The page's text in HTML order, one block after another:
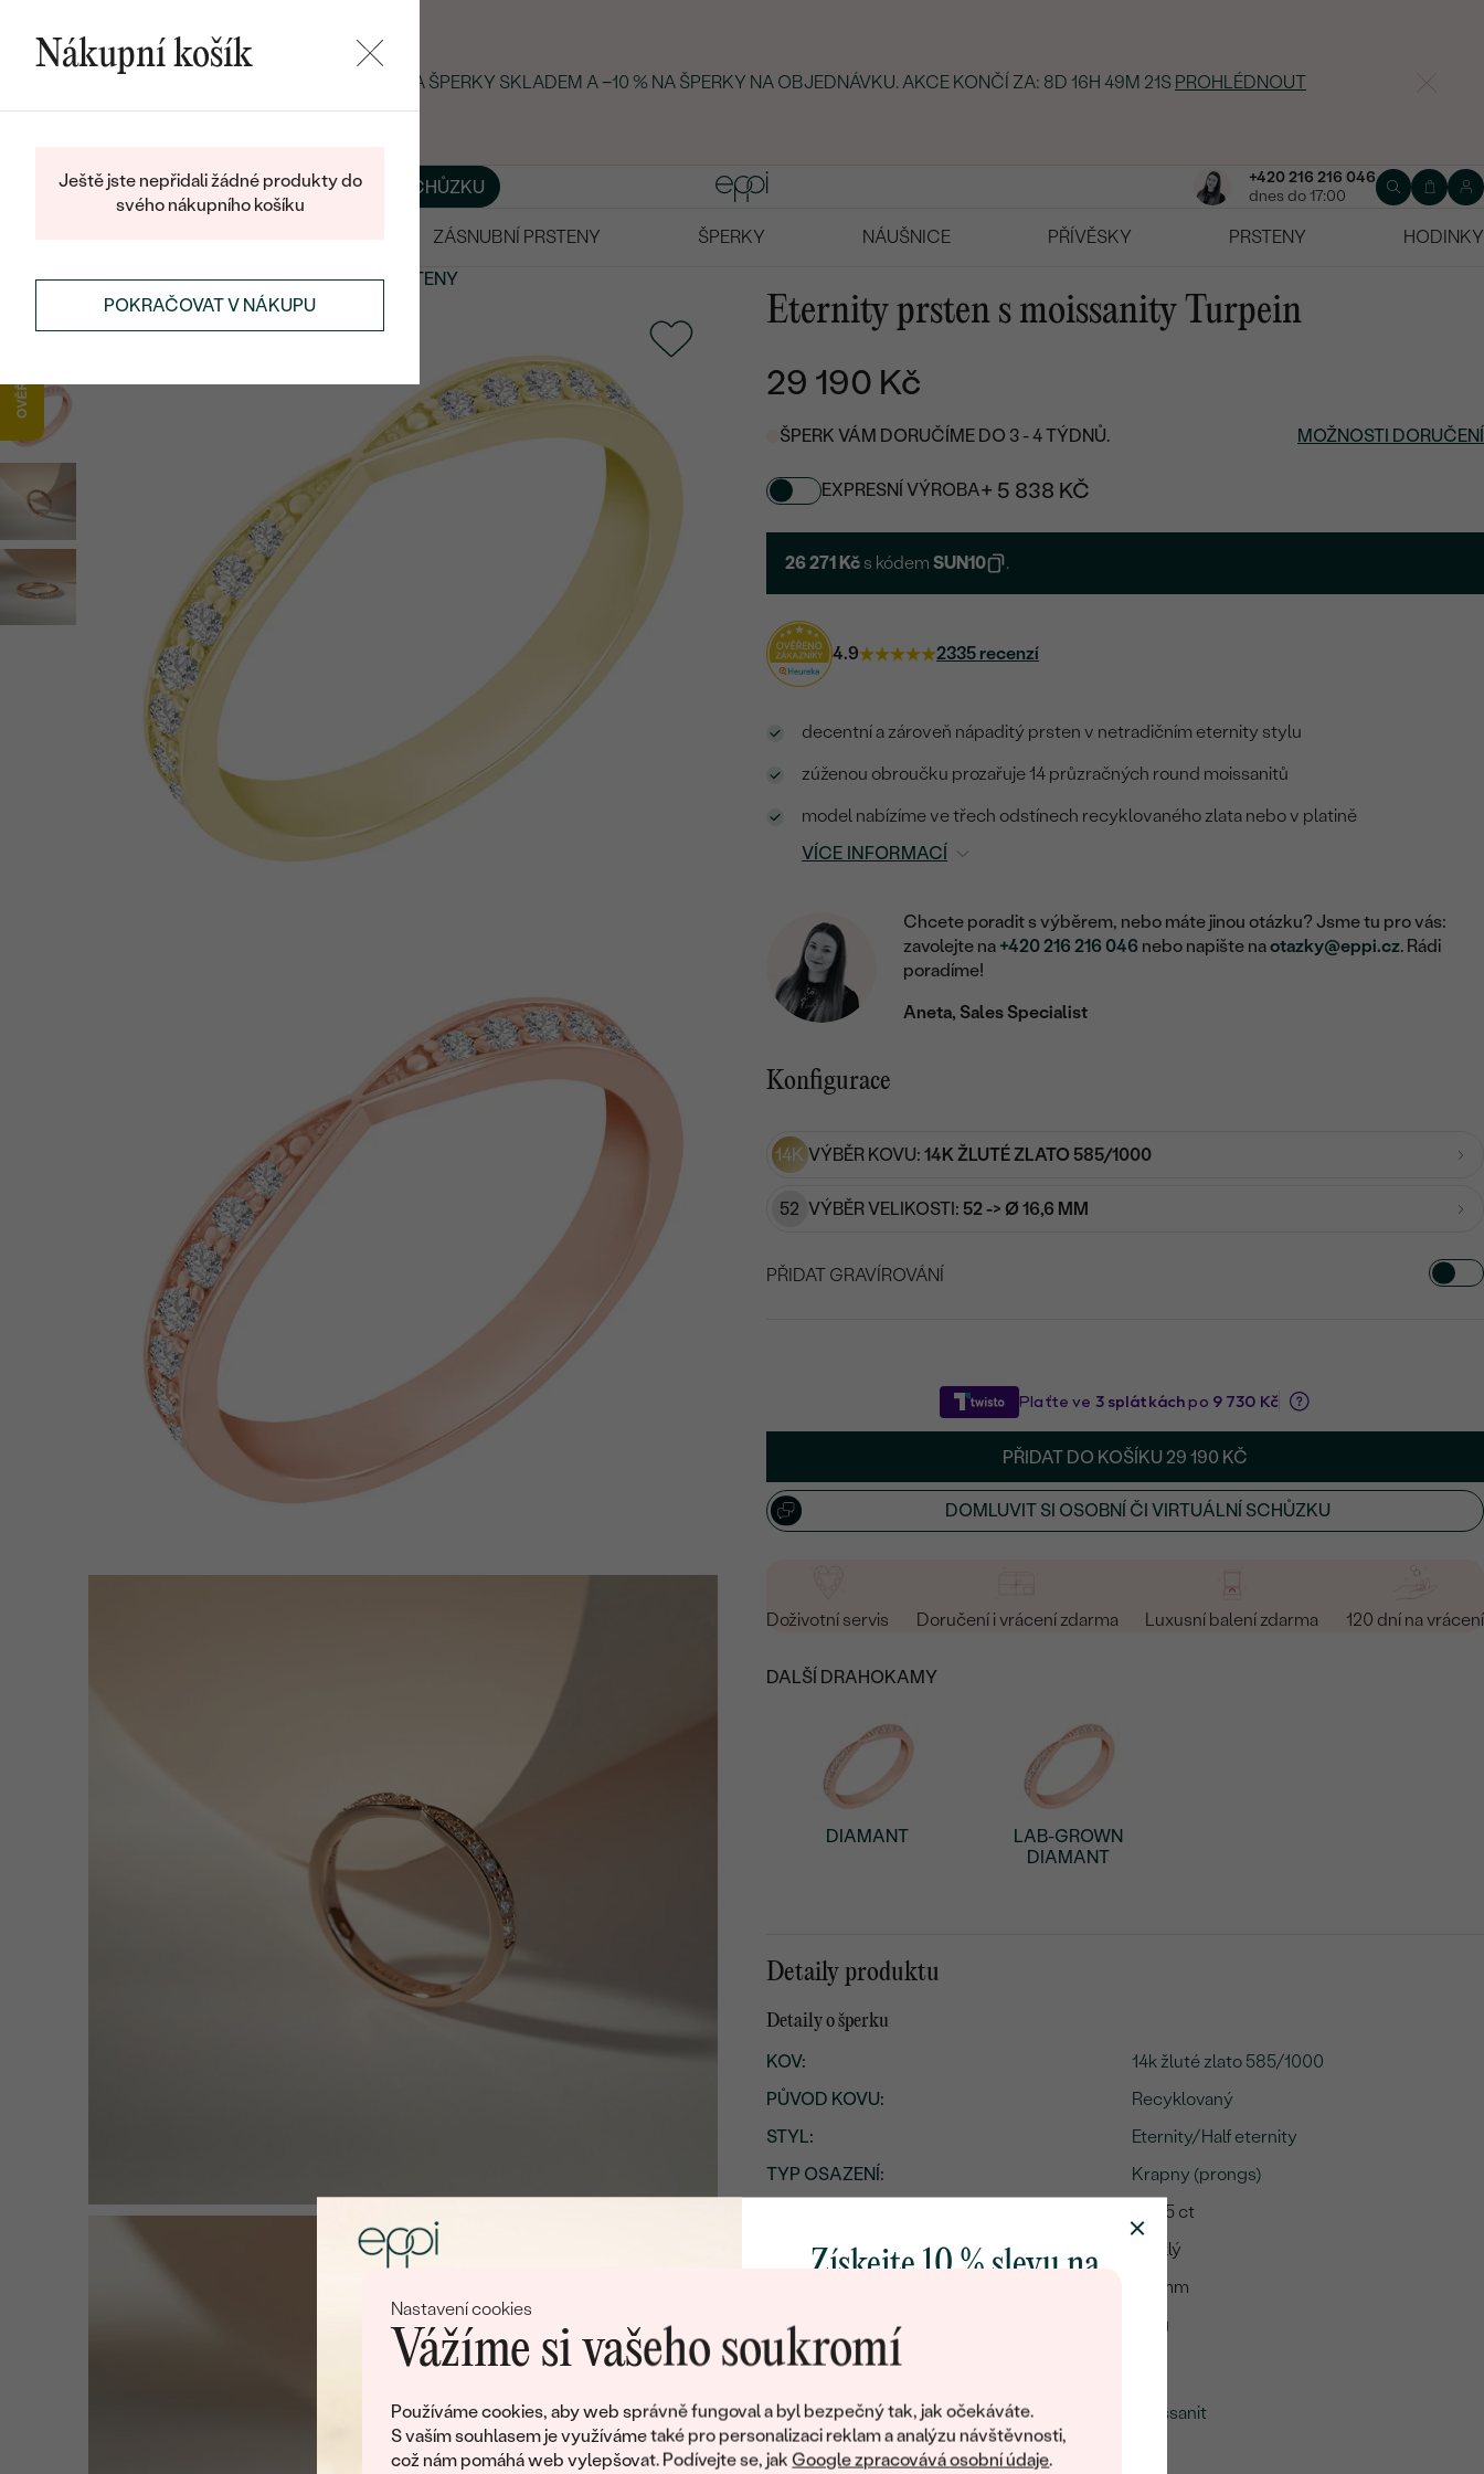
Nastavení cookies
Vážíme si vašeho soukromí
Používáme cookies, aby web správně fungoval a byl bezpečný tak, jak očekáváte.
S vaším souhlasem je využíváme také pro personalizaci reklam a analýzu návštěvnosti,
což nám pomáhá web vylepšovat. Podívejte se, jakGoogle zpracovává osobní údaje.
LETNÍ BLACK FRIDAY: −25 % NA ŠPERKY SKLADEM A −10 % NA ŠPERKY NA OBJEDNÁVKU. AKCE KONČÍ ZA: 8D 16H 49M 20S PROHLÉDNOUT
BLOGŠPERKY NA MÍRU DOMLUVIT SI SCHŮZKU
+420 216 216 046
dnes do 17:00
ZÁSNUBNÍ PRSTENY ŠPERKY NÁUŠNICE PŘÍVĚSKY PRSTENY
HODINKY
PRSTENYETERNITY PRSTENYZLATÉ ETERNITY PRSTENY
Eternity prsten s moissanity Turpein
29 190 Kč
ŠPERK VÁM DORUČÍME DO 3 - 4 TÝDNŮ. MOŽNOSTI DORUČENÍ
EXPRESNÍ VÝROBA+ 5 838 KČ
26 271 Kč s kódemSUN10 .
4.9 2335 recenzí
decentní a zároveň nápaditý prsten v netradičním eternity stylu
zúženou obroučku prozařuje 14 průzračných round moissanitů
model nabízíme ve třech odstínech recyklovaného zlata nebo v platině
VÍCE INFORMACÍ
Chcete poradit s výběrem, nebo máte jinou otázku? Jsme tu pro vás:
zavolejte na +420 216 216 046 nebo napište naotazky@eppi.cz. Rádi
poradíme!
Aneta, Sales Specialist
Konfigurace
14K VÝBĚR KOVU: 14K ŽLUTÉ ZLATO 585/1000
52 VÝBĚR VELIKOSTI: 52 -> Ø 16,6 MM
PŘIDAT GRAVÍROVÁNÍ
PŘIDAT DO KOŠÍKU 29 190 KČ
DOMLUVIT SI OSOBNÍ ČI VIRTUÁLNÍ SCHŮZKU
Doživotní servis Doručení i vrácení zdarma Luxusní balení zdarma 120 dní na vrácení
DALŠÍ DRAHOKAMY
DIAMANT
LAB-GROWN
DIAMANT
Detaily produktu
Detaily o šperku
KOV:
14k žluté zlato 585/1000
PŮVOD KOVU:
Recyklovaný
STYL:
Eternity/Half eternity
TYP OSAZENÍ:
Krapny (prongs)
0.235 ct
POVRCH KOVU:
Lesklý
2.3 mm
PŘIBLIŽNÁ VÁHA:
2.2 g
Detaily o osazeném drahokamu
DRUH:
Moissanit
POČET:
Nákupní košík
Ještě jste nepřidali žádné produkty do
svého nákupního košíku
POKRAČOVAT V NÁKUPU
Získejte 10 % slevu na
poctivě vyráběných šperků Eppi.
Jako dárek na přivítání vám obratem
zašleme slevový kód na váš první